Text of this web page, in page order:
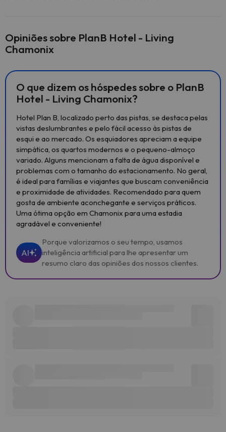
Opiniões sobre PlanB Hotel - Living
Chamonix
O que dizem os hóspedes sobre o PlanB
Hotel - Living Chamonix?
Hotel Plan B, localizado perto das pistas, se destaca pelas
vistas deslumbrantes e pelo fácil acesso às pistas de
esqui e ao mercado. Os esquiadores apreciam a equipe
simpática, os quartos modernos e o pequeno-almoço
variado. Alguns mencionam a falta de água disponível e
problemas com o tamanho do estacionamento. No geral,
é ideal para famílias e viajantes que buscam conveniência
e proximidade de atividades. Recomendado para quem
gosta de ambiente aconchegante e serviços práticos.
Uma ótima opção em Chamonix para uma estadia
agradável e conveniente!
AI
Porque valorizamos o seu tempo, usamos
inteligência artificial para lhe apresentar um
resumo claro das opiniões dos nossos clientes.